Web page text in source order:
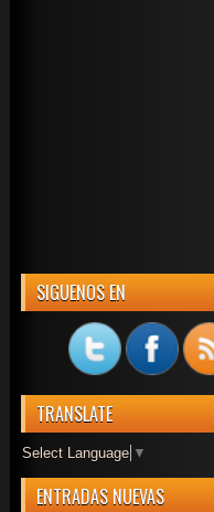
SIGUENOS EN
TRANSLATE
Select Language ▼
ENTRADAS NUEVAS